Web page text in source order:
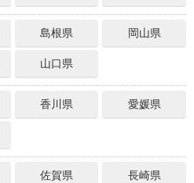
島根県 岡山県
山口県
香川県 愛媛県
佐賀県 長崎県